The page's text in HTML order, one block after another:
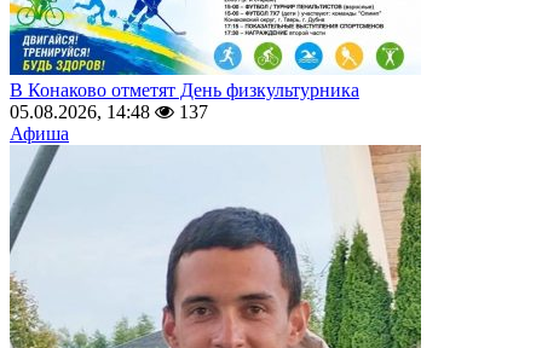
В Конаково отметят День физкультурника
05.08.2026, 14:48
137
Афиша